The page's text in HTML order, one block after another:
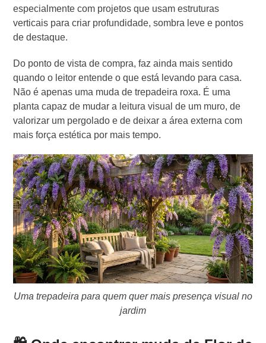
especialmente com projetos que usam estruturas
verticais para criar profundidade, sombra leve e pontos
de destaque.
Do ponto de vista de compra, faz ainda mais sentido
quando o leitor entende o que está levando para casa.
Não é apenas uma muda de trepadeira roxa. É uma
planta capaz de mudar a leitura visual de um muro, de
valorizar um pergolado e de deixar a área externa com
mais força estética por mais tempo.
Uma trepadeira para quem quer mais presença visual no
jardim